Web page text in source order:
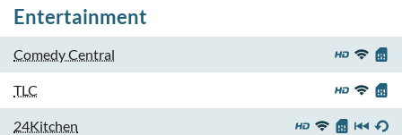
Entertainment
Comedy Central
TLC
24Kitchen